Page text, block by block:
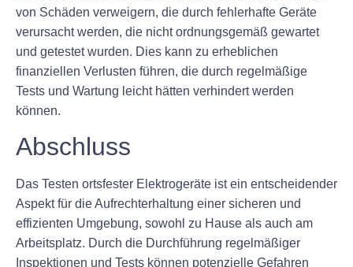
von Schäden verweigern, die durch fehlerhafte Geräte
verursacht werden, die nicht ordnungsgemäß gewartet
und getestet wurden. Dies kann zu erheblichen
finanziellen Verlusten führen, die durch regelmäßige
Tests und Wartung leicht hätten verhindert werden
können.
Abschluss
Das Testen ortsfester Elektrogeräte ist ein entscheidender
Aspekt für die Aufrechterhaltung einer sicheren und
effizienten Umgebung, sowohl zu Hause als auch am
Arbeitsplatz. Durch die Durchführung regelmäßiger
Inspektionen und Tests können potenzielle Gefahren